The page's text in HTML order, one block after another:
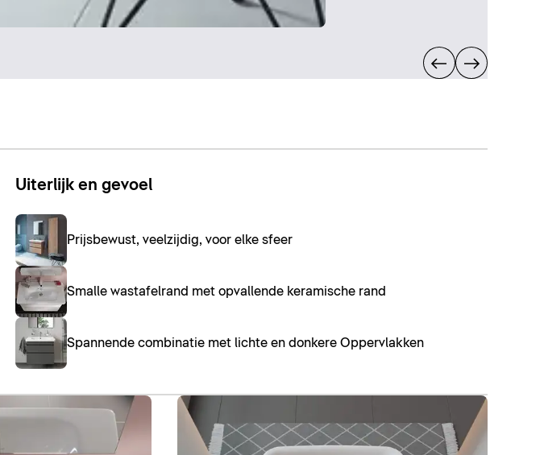
Uiterlijk en gevoel
Prijsbewust, veelzijdig, voor elke sfeer
Smalle wastafelrand met opvallende keramische rand
Spannende combinatie met lichte en donkere Oppervlakken